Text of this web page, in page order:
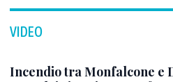
VIDEO
Incendio tra Monfalcone e